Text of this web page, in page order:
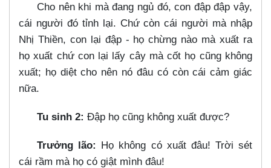
Cho nên khi mà đang ngủ đó, con đập đập vậy,
cái người đó tỉnh lại. Chứ còn cái người mà nhập
Nhị Thiền, con lại đập - họ chừng nào mà xuất ra
họ xuất chứ con lại lấy cây mà cốt họ cũng không
xuất; họ diệt cho nên nó đâu có còn cái cảm giác
nữa.
Tu sinh 2: Đập họ cũng không xuất được?
Trưởng lão: Họ không có xuất đâu! Trời sét
cái rầm mà họ có giật mình đâu!